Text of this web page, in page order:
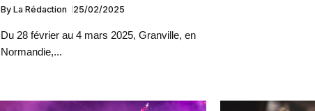
By La Rédaction 25/02/2025
Du 28 février au 4 mars 2025, Granville, en
Normandie,...